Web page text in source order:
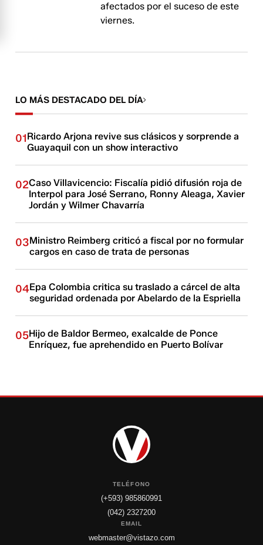
afectados por el suceso de este
viernes.
LO MÁS DESTACADO DEL DÍA
01Ricardo Arjona revive sus clásicos y sorprende a
Guayaquil con un show interactivo
02Caso Villavicencio: Fiscalía pidió difusión roja de
Interpol para José Serrano, Ronny Aleaga, Xavier
Jordán y Wilmer Chavarría
03Ministro Reimberg criticó a fiscal por no formular
cargos en caso de trata de personas
04Epa Colombia critica su traslado a cárcel de alta
seguridad ordenada por Abelardo de la Espriella
05Hijo de Baldor Bermeo, exalcalde de Ponce
Enríquez, fue aprehendido en Puerto Bolívar
TELÉFONO
(+593) 985860991
(042) 2327200
EMAIL
webmaster@vistazo.com